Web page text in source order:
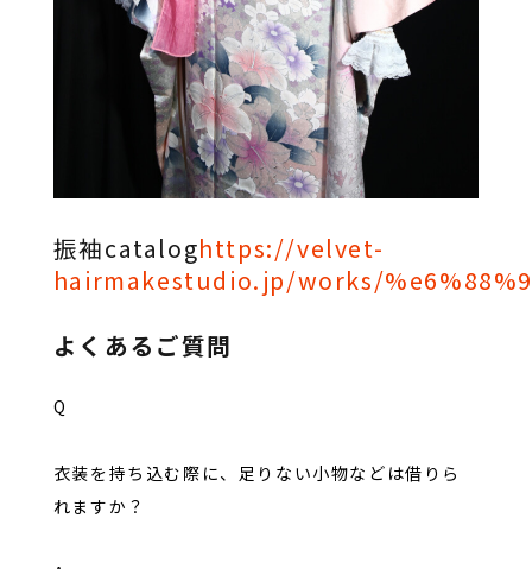
振袖cataloghttps://velvet-
hairmakestudio.jp/works/
よくあるご質問
Q
衣装を持ち込む際に、足りない小物などは借りら
れますか？